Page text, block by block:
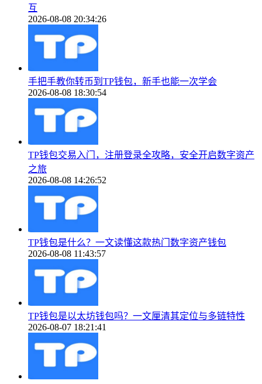
互
2026-08-08 20:34:26
手把手教你转币到TP钱包，新手也能一次学会
2026-08-08 18:30:54
TP钱包交易入门，注册登录全攻略，安全开启数字资产
之旅
2026-08-08 14:26:52
TP钱包是什么？一文读懂这款热门数字资产钱包
2026-08-08 11:43:57
TP钱包是以太坊钱包吗？一文厘清其定位与多链特性
2026-08-07 18:21:41